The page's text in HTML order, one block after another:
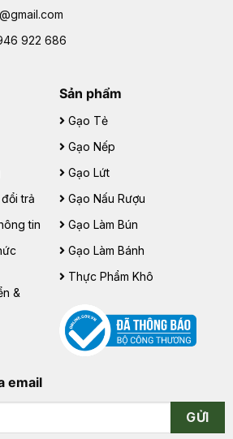
922 686
trả
tin
&
Sản phẩm
Gạo Tẻ
Gạo Nếp
Gạo Lứt
Gạo Nấu Rượu
Gạo Làm Bún
Gạo Làm Bánh
Thực Phẩm Khô
email
GỬI